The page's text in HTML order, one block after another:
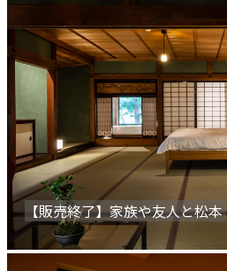
【販売終了】家族や友人と松本